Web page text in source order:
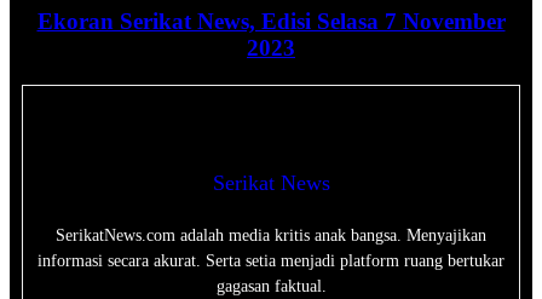
Ekoran Serikat News, Edisi Selasa 7 November
2023
Serikat News
SerikatNews.com adalah media kritis anak bangsa. Menyajikan
informasi secara akurat. Serta setia menjadi platform ruang bertukar
gagasan faktual.